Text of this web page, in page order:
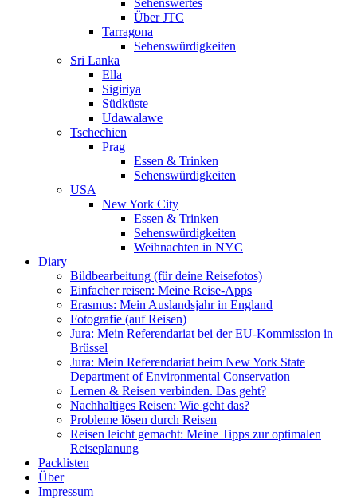
Sehenswertes
Über JTC
Tarragona
Sehenswürdigkeiten
Sri Lanka
Ella
Sigiriya
Südküste
Udawalawe
Tschechien
Prag
Essen & Trinken
Sehenswürdigkeiten
USA
New York City
Essen & Trinken
Sehenswürdigkeiten
Weihnachten in NYC
Diary
Bildbearbeitung (für deine Reisefotos)
Einfacher reisen: Meine Reise-Apps
Erasmus: Mein Auslandsjahr in England
Fotografie (auf Reisen)
Jura: Mein Referendariat bei der EU-Kommission in
Brüssel
Jura: Mein Referendariat beim New York State
Department of Environmental Conservation
Lernen & Reisen verbinden. Das geht?
Nachhaltiges Reisen: Wie geht das?
Probleme lösen durch Reisen
Reisen leicht gemacht: Meine Tipps zur optimalen
Reiseplanung
Packlisten
Über
Impressum